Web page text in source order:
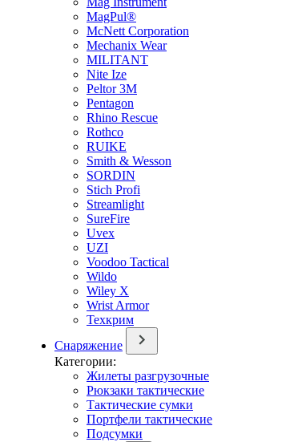
MagPul®
McNett Corporation
Mechanix Wear
MILITANT
Nite Ize
Peltor 3M
Pentagon
Rhino Rescue
Rothco
RUIKE
Smith & Wesson
SORDIN
Stich Profi
Streamlight
SureFire
Uvex
UZI
Voodoo Tactical
Wildo
Wiley X
Wrist Armor
Техкрим
Снаряжение
Категории:
Жилеты разгрузочные
Рюкзаки тактические
Тактические сумки
Портфели тактические
Подсумки